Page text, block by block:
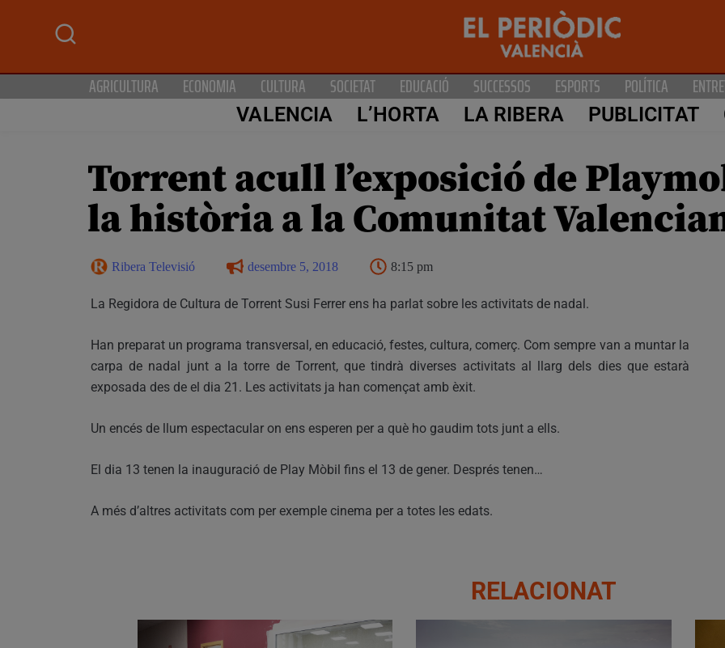
AGRICULTURA ECONOMIA CULTURA SOCIETAT EDUCACIÓ SUCCESSOS ESPORTS POLÍTICA
VALENCIA L’HORTA LA RIBERA PUBLICITAT
Torrent acull l’exposició de
la història a la Comunitat
Ribera Televisió desembre 5, 2018 8:15 pm
La Regidora de Cultura de Torrent Susi Ferrer ens ha parlat sobre les activitats de nadal.
Han preparat un programa transversal, en educació, festes, cultura, comerç. Com sempre van a muntar la
carpa de nadal junt a la torre de Torrent, que tindrà diverses activitats al llarg dels dies que estarà
exposada des de el dia 21. Les activitats ja han començat amb èxit.
Un encés de llum espectacular on ens esperen per a què ho gaudim tots junt a ells.
El dia 13 tenen la inauguració de Play Mòbil fins el 13 de gener. Després tenen…
A més d’altres activitats com per exemple cinema per a totes les edats.
RELACIONAT